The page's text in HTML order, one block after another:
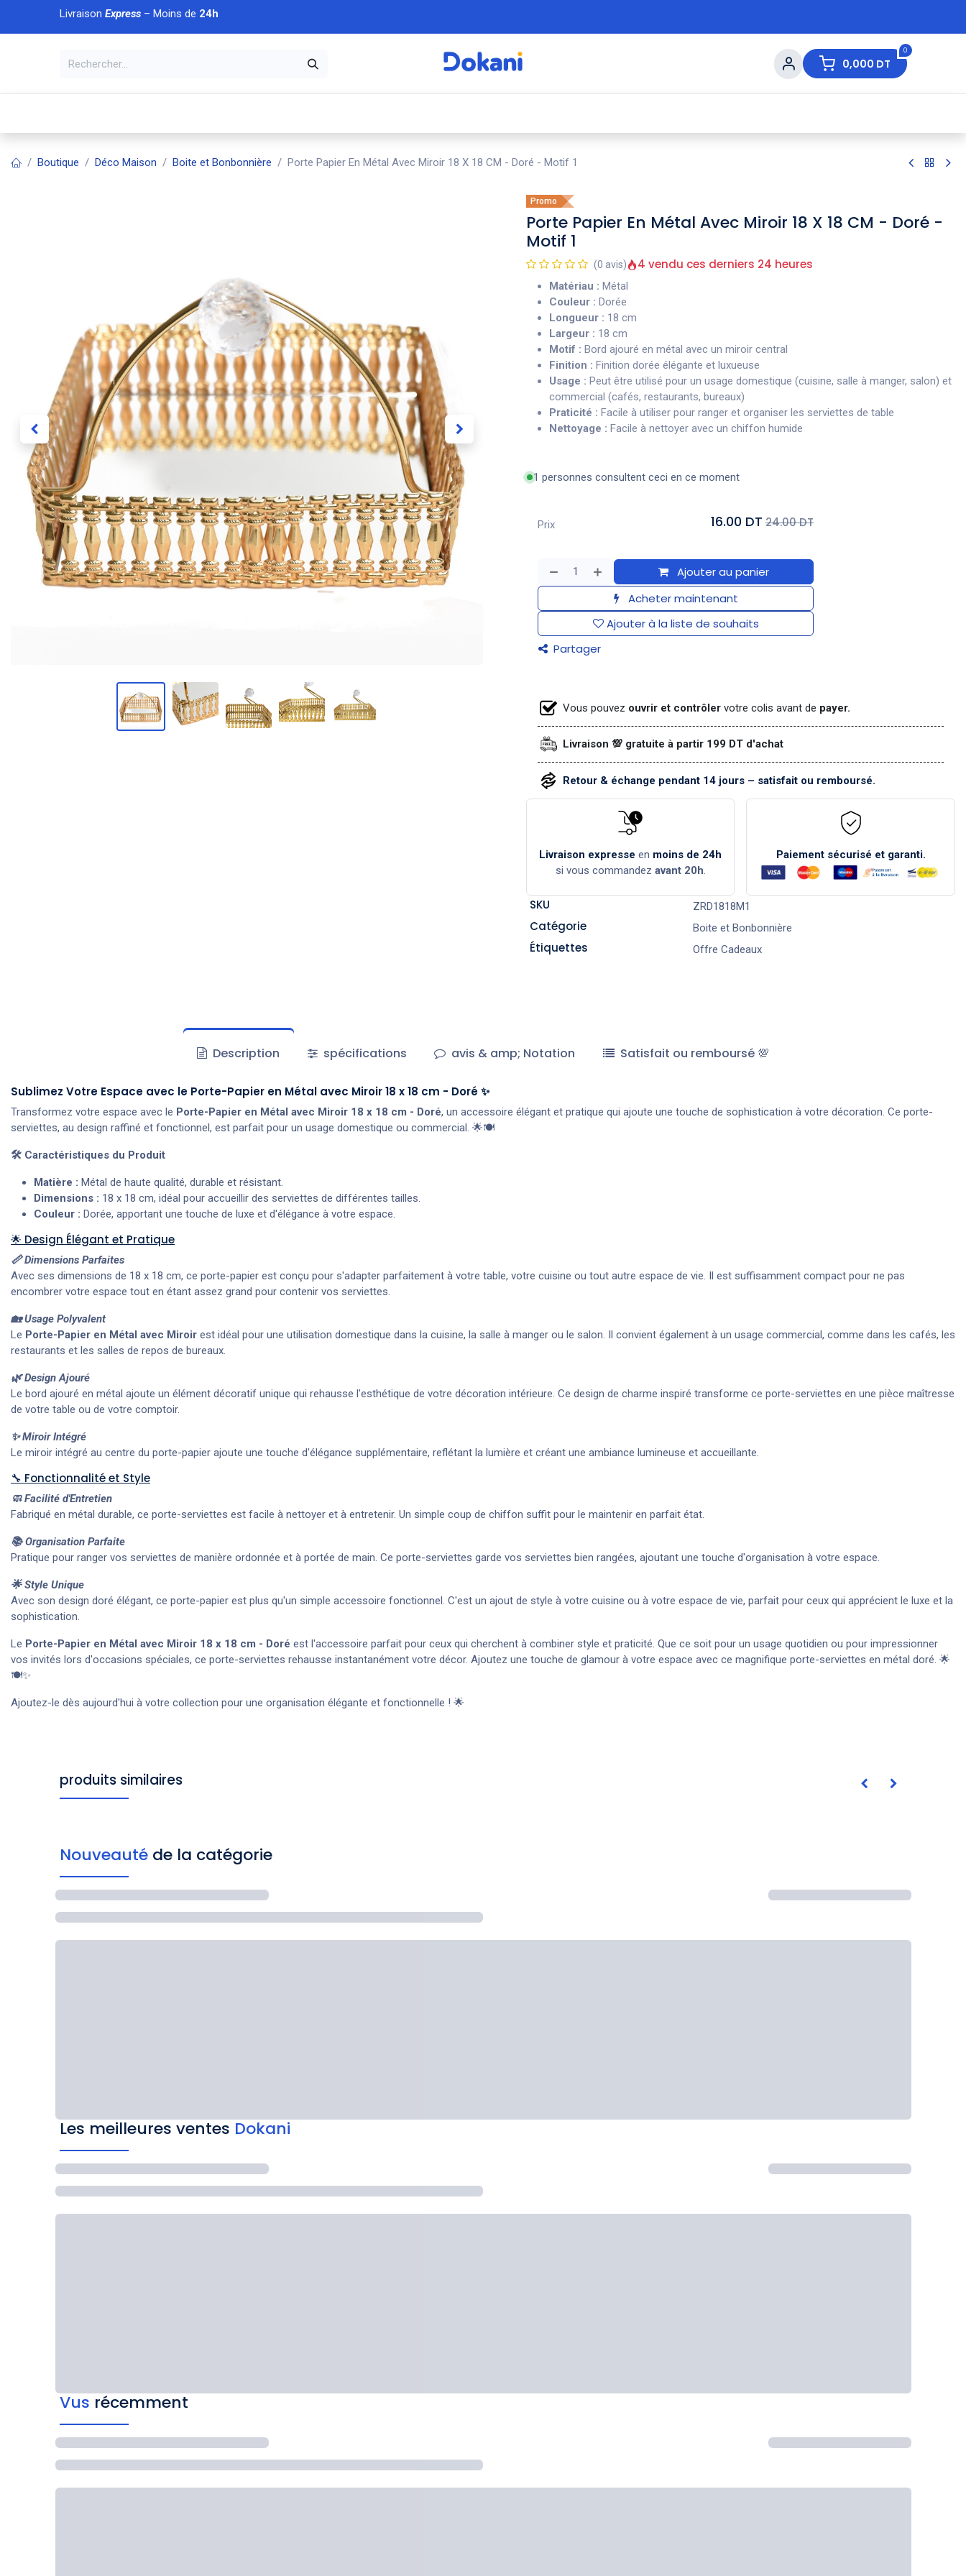
Se rendre au contenu
Livraison Express– Moins de 24h
0
0,000 DT
À DÉCOUVRIR
Boutique Déco Maison Boite et Bonbonnière Porte Papier En Métal Avec Miroir 18 X 18 CM - Doré - Motif 1
Promo
Porte Papier En Métal Avec Miroir 18 X 18 CM - Doré -
Motif 1
(0 avis) 4 vendu ces derniers 24 heures
Matériau : Métal
Couleur : Dorée
Longueur : 18 cm
Largeur : 18 cm
Motif : Bord ajouré en métal avec un miroir central
Finition : Finition dorée élégante et luxueuse
Usage : Peut être utilisé pour un usage domestique (cuisine, salle à manger, salon) et
commercial (cafés, restaurants, bureaux)
Praticité : Facile à utiliser pour ranger et organiser les serviettes de table
Nettoyage : Facile à nettoyer avec un chiffon humide
1 personnes consultent ceci en ce moment
Ajouter au panier
Acheter maintenant
Ajouter à la liste de souhaits
Partager
Prix 16.00 DT 24.00 DT
Vous pouvez ouvrir et contrôler votre colis avant de payer.
Livraison 💯 gratuite à partir 199 DT d'achat
Retour & échange pendant 14 jours – satisfait ou remboursé.
Livraison expresse en moins de 24h
si vous commandez avant 20h.
Paiement sécurisé et garanti.
SKU ZRD1818M1
Catégorie Boite et Bonbonnière
Étiquettes Offre Cadeaux
Description spécifications avis & amp; Notation Satisfait ou remboursé 💯
Sublimez Votre Espace avec le Porte-Papier en Métal avec Miroir 18 x 18 cm - Doré ✨
Transformez votre espace avec le Porte-Papier en Métal avec Miroir 18 x 18 cm - Doré, un accessoire élégant et pratique qui ajoute une touche de sophistication à votre décoration. Ce porte-
serviettes, au design raffiné et fonctionnel, est parfait pour un usage domestique ou commercial. 🌟🍽️
🛠️ Caractéristiques du Produit
Matière : Métal de haute qualité, durable et résistant.
Dimensions : 18 x 18 cm, idéal pour accueillir des serviettes de différentes tailles.
Couleur : Dorée, apportant une touche de luxe et d'élégance à votre espace.
🌟 Design Élégant et Pratique
📏 Dimensions Parfaites
Avec ses dimensions de 18 x 18 cm, ce porte-papier est conçu pour s'adapter parfaitement à votre table, votre cuisine ou tout autre espace de vie. Il est suffisamment compact pour ne pas
encombrer votre espace tout en étant assez grand pour contenir vos serviettes.
🏡 Usage Polyvalent
Le Porte-Papier en Métal avec Miroir est idéal pour une utilisation domestique dans la cuisine, la salle à manger ou le salon. Il convient également à un usage commercial, comme dans les cafés, les
restaurants et les salles de repos de bureaux.
🌿 Design Ajouré
Le bord ajouré en métal ajoute un élément décoratif unique qui rehausse l'esthétique de votre décoration intérieure. Ce design de charme inspiré transforme ce porte-serviettes en une pièce maîtresse
de votre table ou de votre comptoir.
✨ Miroir Intégré
Le miroir intégré au centre du porte-papier ajoute une touche d'élégance supplémentaire, reflétant la lumière et créant une ambiance lumineuse et accueillante.
🔧 Fonctionnalité et Style
🧼 Facilité d'Entretien
Fabriqué en métal durable, ce porte-serviettes est facile à nettoyer et à entretenir. Un simple coup de chiffon suffit pour le maintenir en parfait état.
📚 Organisation Parfaite
Pratique pour ranger vos serviettes de manière ordonnée et à portée de main. Ce porte-serviettes garde vos serviettes bien rangées, ajoutant une touche d'organisation à votre espace.
🌟 Style Unique
Avec son design doré élégant, ce porte-papier est plus qu'un simple accessoire fonctionnel. C'est un ajout de style à votre cuisine ou à votre espace de vie, parfait pour ceux qui apprécient le luxe et la
sophistication.
Le Porte-Papier en Métal avec Miroir 18 x 18 cm - Doré est l'accessoire parfait pour ceux qui cherchent à combiner style et praticité. Que ce soit pour un usage quotidien ou pour impressionner
vos invités lors d'occasions spéciales, ce porte-serviettes rehausse instantanément votre décor. Ajoutez une touche de glamour à votre espace avec ce magnifique porte-serviettes en métal doré. 🌟
🍽️✨
Ajoutez-le dès aujourd'hui à votre collection pour une organisation élégante et fonctionnelle ! 🌟
produits similaires
Nouveauté de la catégorie
Les meilleures ventes Dokani
Vus récemment